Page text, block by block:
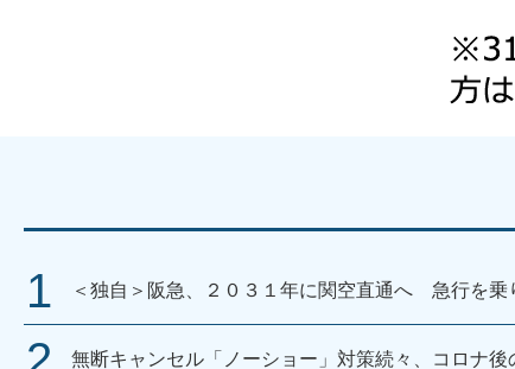
＜独自＞阪急、２０３１年に関空直通へ 急行を乗
無断キャンセル「ノーショー」対策続々、コロナ後